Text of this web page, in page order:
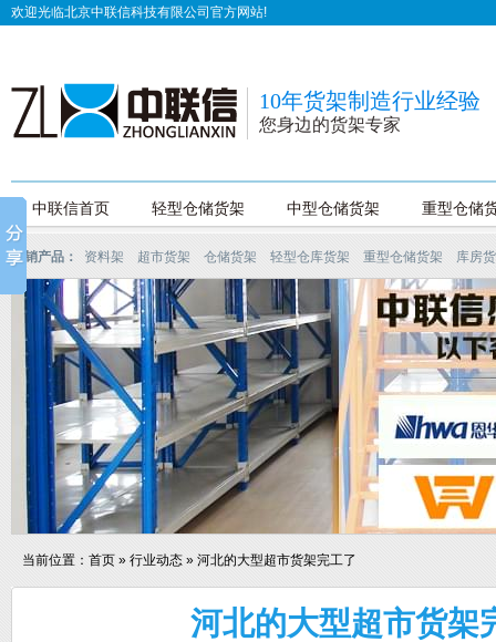
欢迎光临北京中联信科技有限公司官方网站!
10年货架制造行业经验
您身边的货架专家
中联信首页 轻型仓储货架 中型仓储货架 重型仓储
热销产品： 资料架 超市货架 仓储货架 轻型仓库货架 重型仓储货架 库房
当前位置： 首页 » 行业动态 » 河北的大型超市货架完工了
河北的大型超市货架